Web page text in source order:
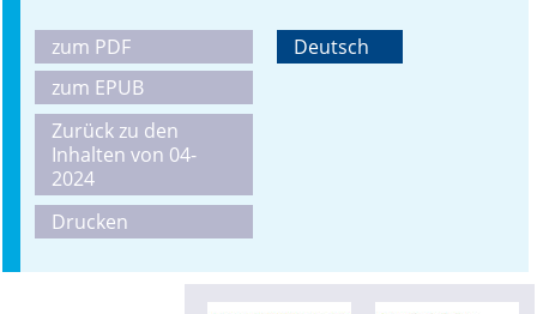
zum PDF
zum EPUB
Zurück zu den
Inhalten von 04-
2024
Drucken
Deutsch